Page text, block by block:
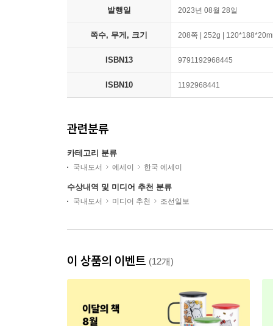
발행일 2023년 08월 28일
쪽수, 무게, 크기 208쪽 | 252g |
ISBN13 9791192968445
ISBN10 1192968441
관련분류
카테고리 분류
국내도서 에세이 한국 에세이
수상내역 및 미디어 추천 분류
국내도서 미디어 추천 조선일보
이 상품의 이벤트 (12개)